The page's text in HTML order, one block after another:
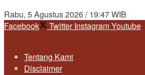
Rabu, 5 Agustus 2026 / 19:47 WIB
Facebook
Twitter InstagramYoutube
Tentang Kami
Disclaimer